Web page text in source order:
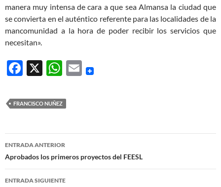
manera muy intensa de cara a que sea Almansa la ciudad que
se convierta en el auténtico referente para las localidades de la
mancomunidad a la hora de poder recibir los servicios que
necesitan».
F
e
b
o
o
k
X
W
at
s
A
p
p
E
FRANCISCO NUÑEZ
Navegación
de
entradas
ENTRADA ANTERIOR
Aprobados los primeros proyectos del FEESL
ENTRADA SIGUIENTE